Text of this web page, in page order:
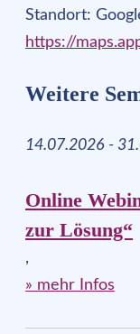
Standort:
https://
Weitere
14.07.2026 -
Online
zur Lösung“
,
» mehr Infos